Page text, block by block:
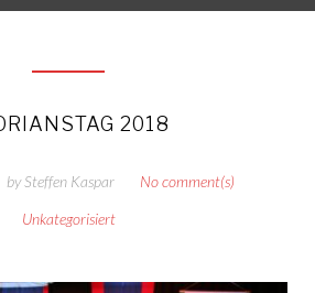
2018
bySteffen Kaspar
No comment(s)
Unkategorisiert